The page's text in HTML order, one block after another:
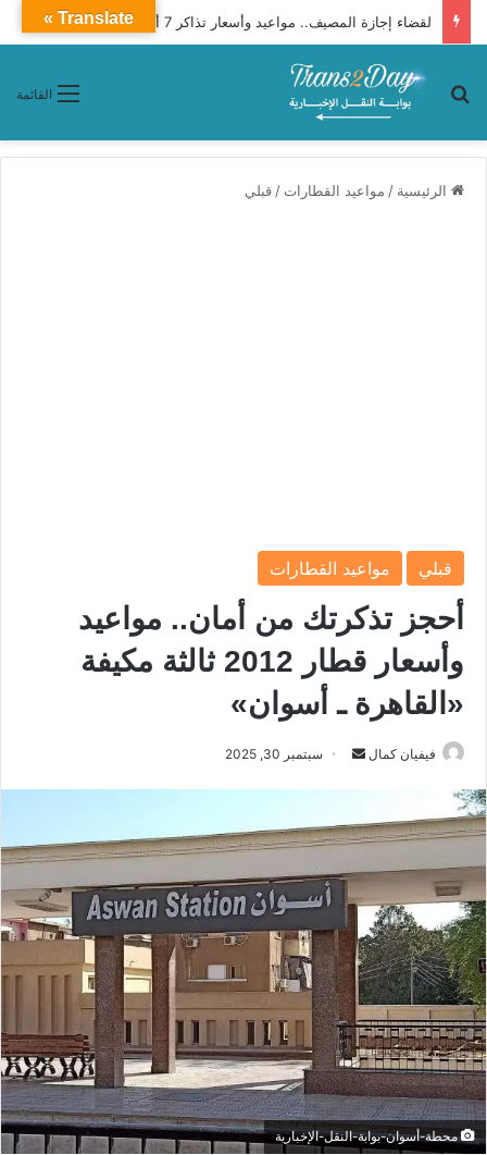
لقضاء إجازة المصيف.. مواعيد وأسعار تذاكر 7 أتوبيسات «جو باص» من أسيوط إلى الغردقة
القائمة بحث عن
الرئيسية / مواعيد القطارات / قبلي
قبلي مواعيد القطارات
أحجز تذكرتك من أمان.. مواعيد
وأسعار قطار 2012 ثالثة مكيفة
«القاهرة ـ أسوان»
فيفيان كمال
ل
ر
ي
د
ا
إ
ل
ك
ت
ر
و
ن
سبتمبر 30, 2025
محطة-أسوان-بوابة-النقل-الإخبارية
Translate »